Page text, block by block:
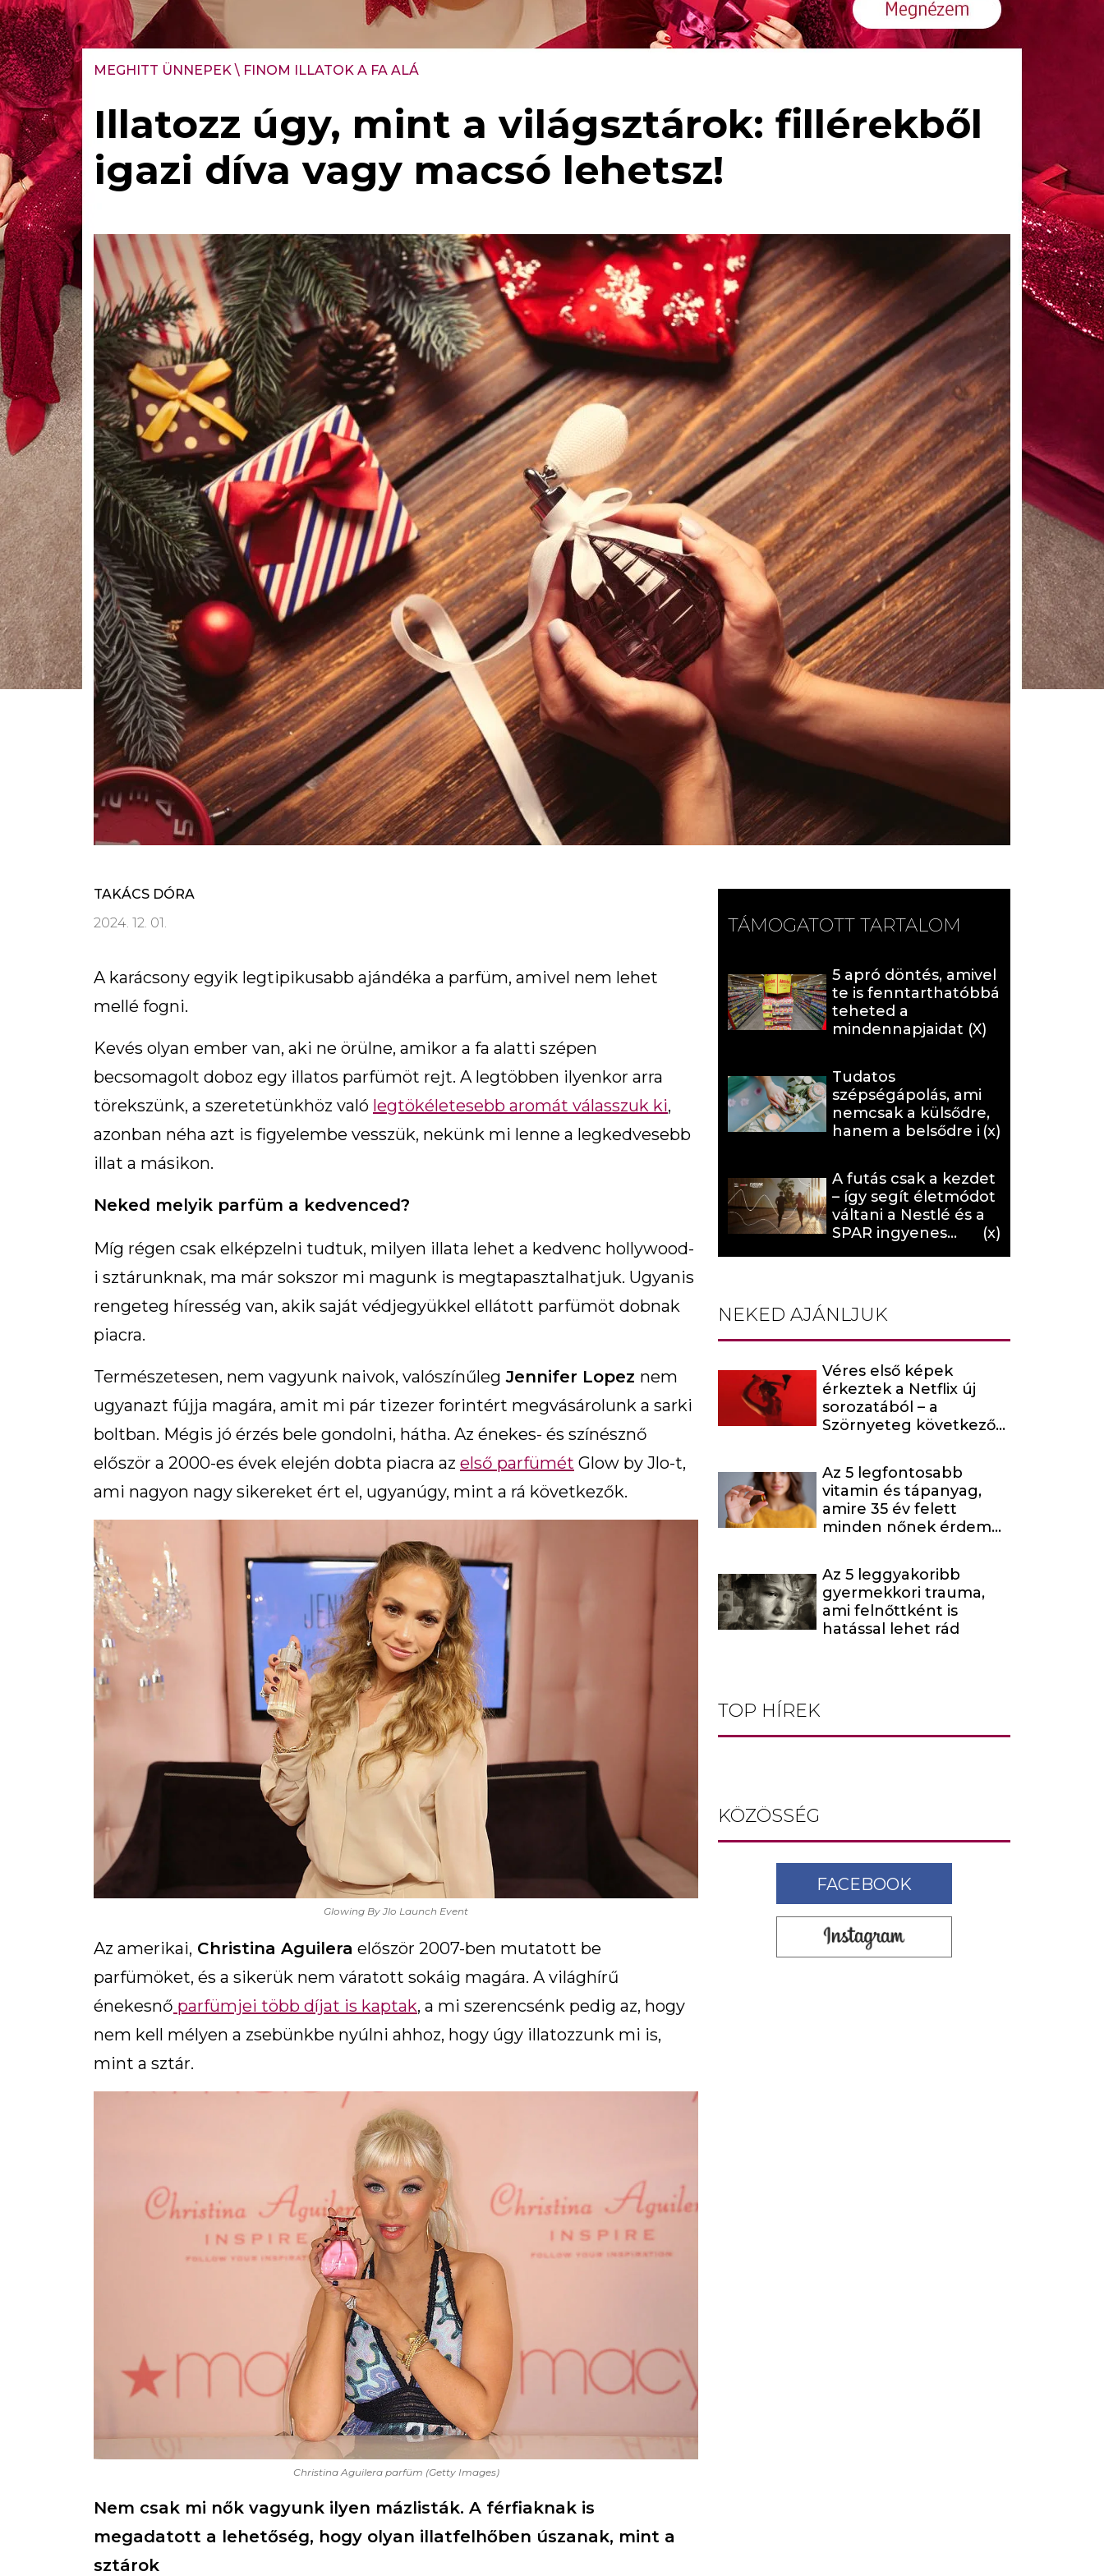
MEGHITT ÜNNEPEK\ FINOM ILLATOK A FA ALÁ
Illatozz úgy, mint a világsztárok: fillérekből
igazi díva vagy macsó lehetsz!
TAKÁCS DÓRA
2024. 12. 01.
A karácsony egyik legtipikusabb ajándéka a parfüm, amivel nem lehet
mellé fogni.
Kevés olyan ember van, aki ne örülne, amikor a fa alatti szépen
becsomagolt doboz egy illatos parfümöt rejt. A legtöbben ilyenkor arra
törekszünk, a szeretetünkhöz való legtökéletesebb aromát válasszuk ki,
azonban néha azt is figyelembe vesszük, nekünk mi lenne a legkedvesebb
illat a másikon.
Neked melyik parfüm a kedvenced?
Míg régen csak elképzelni tudtuk, milyen illata lehet a kedvenc hollywood-
i sztárunknak, ma már sokszor mi magunk is megtapasztalhatjuk. Ugyanis
rengeteg híresség van, akik saját védjegyükkel ellátott parfümöt dobnak
piacra.
Természetesen, nem vagyunk naivok, valószínűleg Jennifer Lopez nem
ugyanazt fújja magára, amit mi pár tizezer forintért megvásárolunk a sarki
boltban. Mégis jó érzés bele gondolni, hátha. Az énekes- és színésznő
először a 2000-es évek elején dobta piacra az első parfümét Glow by Jlo-t,
ami nagyon nagy sikereket ért el, ugyanúgy, mint a rá következők.
Glowing By Jlo Launch Event
Az amerikai, Christina Aguilera először 2007-ben mutatott be
parfümöket, és a sikerük nem váratott sokáig magára. A világhírű
énekesnő parfümjei több díjat is kaptak, a mi szerencsénk pedig az, hogy
nem kell mélyen a zsebünkbe nyúlni ahhoz, hogy úgy illatozzunk mi is,
mint a sztár.
Christina Aguilera parfüm (Getty Images)
Nem csak mi nők vagyunk ilyen mázlisták. A férfiaknak is
megadatott a lehetőség, hogy olyan illatfelhőben úszanak, mint a
sztárok
TÁMOGATOTT TARTALOM
5 apró döntés, amivel
te is fenntarthatóbbá
teheted a
mindennapjaidat (X)
Tudatos
szépségápolás, ami
nemcsak a külsődre,
hanem a belsődre is
A futás csak a kezdet
– így segít életmódot
váltani a Nestlé és a
SPAR ingyenes
NEKED AJÁNLJUK
Véres első képek
érkeztek a Netflix új
sorozatából – a
Szörnyeteg következő
fel
Az 5 legfontosabb
vitamin és tápanyag,
amire 35 év felett
minden nőnek érdemes
Az 5 leggyakoribb
gyermekkori trauma,
ami felnőttként is
hatással lehet rád
TOP HÍREK
KÖZÖSSÉG
FACEBOOK